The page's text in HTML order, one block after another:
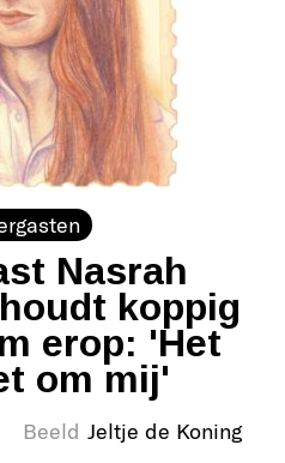
Nasrah
koppig
erop: 'Het
om mij'
Beeld Jeltje de Koning